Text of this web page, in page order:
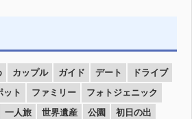
カップル ガイド デート
ドライブ
ット ファミリー
フォトジェニック
一人旅 世界遺産 公園
初日の出